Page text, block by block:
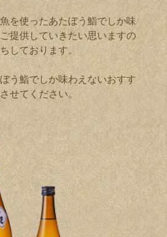
を使ったあたぼう鮨でしか味
提供していきたい思いますの
しております。
う鮨でしか味わえないおすす
せてください。